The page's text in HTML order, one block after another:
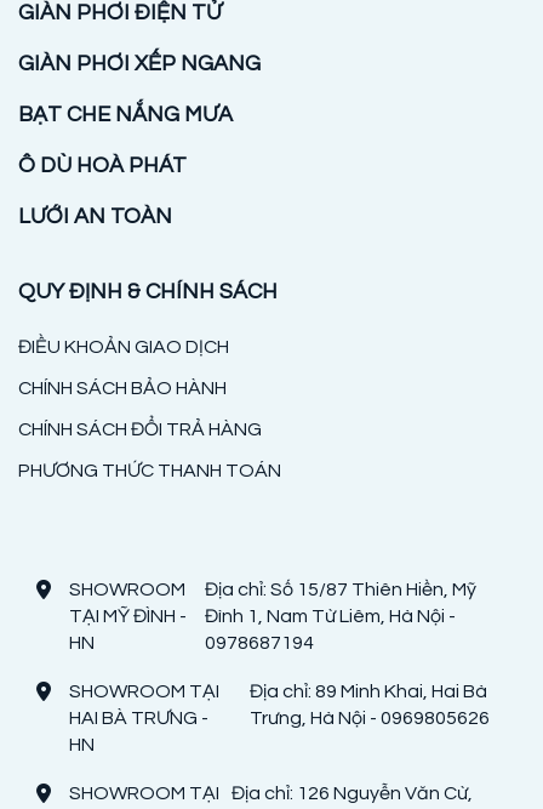
GIÀN PHƠI ĐIỆN TỬ
GIÀN PHƠI XẾP NGANG
BẠT CHE NẮNG MƯA
Ô DÙ HOÀ PHÁT
LƯỚI AN TOÀN
QUY ĐỊNH & CHÍNH SÁCH
ĐIỀU KHOẢN GIAO DỊCH
CHÍNH SÁCH BẢO HÀNH
CHÍNH SÁCH ĐỔI TRẢ HÀNG
PHƯƠNG THỨC THANH TOÁN
SHOWROOM
TẠI MỸ ĐÌNH -
HN
Địa chỉ: Số 15/87 Thiên Hiền, Mỹ
Đình 1, Nam Từ Liêm, Hà Nội -
0978687194
SHOWROOM TẠI
HAI BÀ TRƯNG -
HN
Địa chỉ: 89 Minh Khai, Hai Bà
Trưng, Hà Nội - 0969805626
SHOWROOM TẠI
Địa chỉ: 126 Nguyễn Văn Cừ,